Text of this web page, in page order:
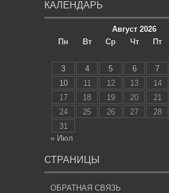
КАЛЕНДАРЬ
Август 2026
Пн
Вт Ср Чт Пт
3
4 5 6 7
10
11 12 13 14
17
18 19 20 21
24
25 26 27 28
31
« Июл
СТРАНИЦЫ
ОБРАТНАЯ СВЯЗЬ